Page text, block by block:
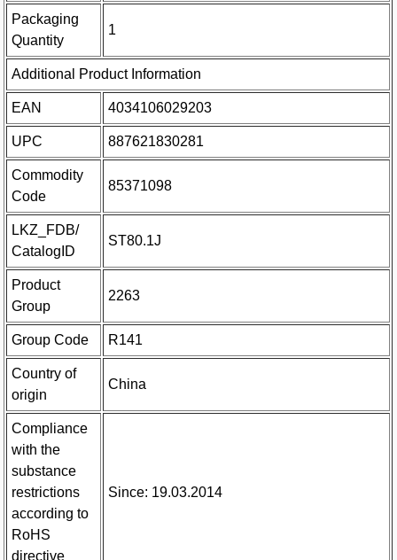
Packaging
Quantity
1
Additional Product Information
EAN 4034106029203
UPC 887621830281
Commodity
Code
85371098
LKZ_FDB/
CatalogID
ST80.1J
Product
Group
2263
Group Code R141
Country of
origin
China
Compliance
with the
substance
restrictions
according to
RoHS
directive
Since: 19.03.2014